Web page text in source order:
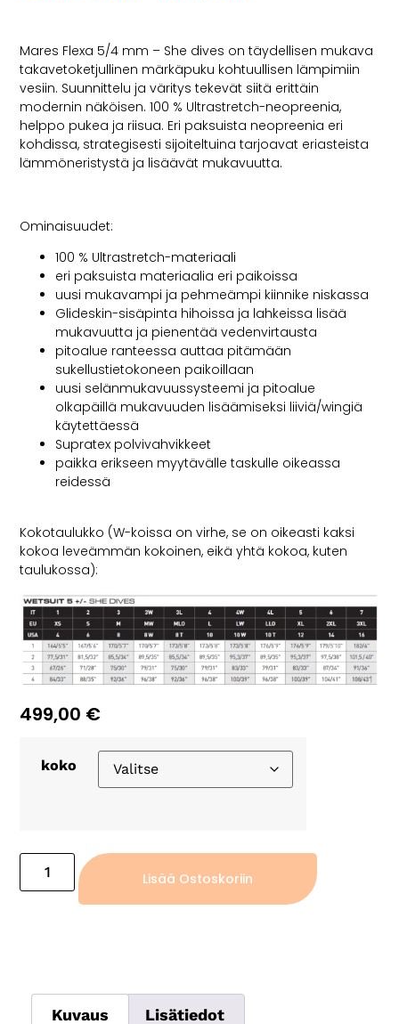
Mares Flexa 5/4 mm – She dives on täydellisen mukava
takavetoketjullinen märkäpuku kohtuullisen lämpimiin
vesiin. Suunnittelu ja väritys tekevät siitä erittäin
modernin näköisen. 100 % Ultrastretch-neopreenia,
helppo pukea ja riisua. Eri paksuista neopreenia eri
kohdissa, strategisesti sijoiteltuina tarjoavat eriasteista
lämmöneristystä ja lisäävät mukavuutta.
Ominaisuudet:
100 % Ultrastretch-materiaali
eri paksuista materiaalia eri paikoissa
uusi mukavampi ja pehmeämpi kiinnike niskassa
Glideskin-sisäpinta hihoissa ja lahkeissa lisää
mukavuutta ja pienentää vedenvirtausta
pitoalue ranteessa auttaa pitämään
sukellustietokoneen paikoillaan
uusi selänmukavuussysteemi ja pitoalue
olkapäillä mukavuuden lisäämiseksi liiviä/wingiä
käytettäessä
Supratex polvivahvikkeet
paikka erikseen myytävälle taskulle oikeassa
reidessä
Kokotaulukko (W-koissa on virhe, se on oikeasti kaksi
kokoa leveämmän kokoinen, eikä yhtä kokoa, kuten
taulukossa):
499,00 €
koko
Lisää Ostoskoriin
Kuvaus Lisätiedot